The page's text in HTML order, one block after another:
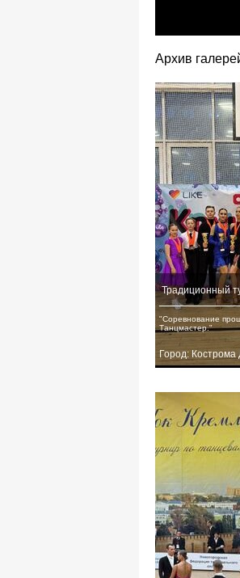
Архив
Традиционный
"Соревнование
Танцмастер."
Город: Кострома